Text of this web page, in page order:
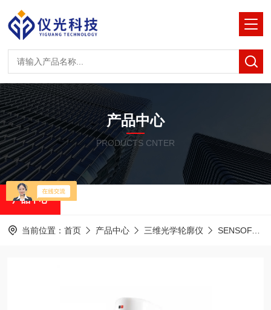
产品中心
PRODUCTS CNTER
产品中心
当前位置： 首页 产品中心 三维光学轮廓仪 SENSOFAR共聚焦白光干涉仪